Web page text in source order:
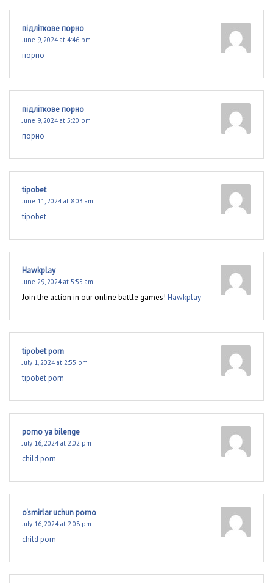
підліткове порно
June 9, 2024 at 4:46 pm
порно
підліткове порно
June 9, 2024 at 5:20 pm
порно
tipobet
June 11, 2024 at 8:03 am
tipobet
Hawkplay
June 29, 2024 at 5:55 am
Join the action in our online battle games! Hawkplay
tipobet porn
July 1, 2024 at 2:55 pm
tipobet porn
porno ya bilenge
July 16, 2024 at 2:02 pm
child porn
o'smirlar uchun porno
July 16, 2024 at 2:08 pm
child porn